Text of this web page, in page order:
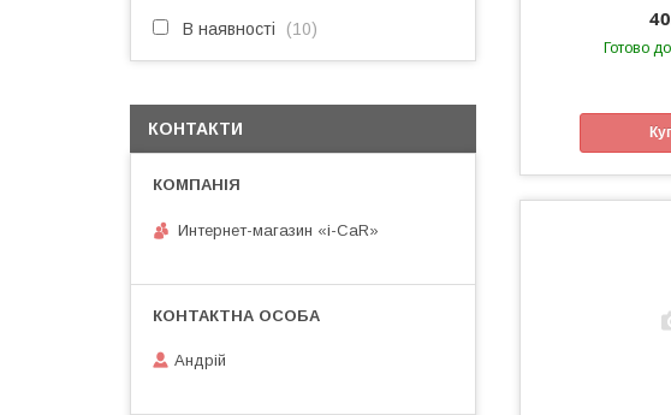
Готово
В наявності 10
КОНТАКТИ
Интернет-магазин «i-CaR»
Андрiй